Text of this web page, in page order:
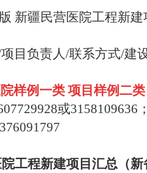
新疆民营医院工程新
项目负责人/联系方式/建
样例一类 项 目样例二类
或3158109636
院工程新建项目汇总（